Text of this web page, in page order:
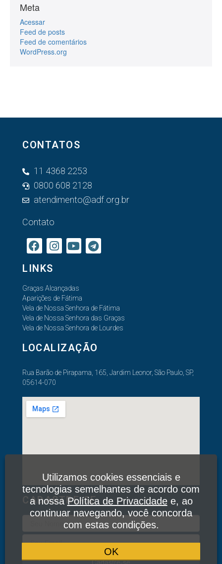
Meta
Acessar
Feed de posts
Feed de comentários
WordPress.org
CONTATOS
11 4368 2253
0800 608 2128
atendimento@adf.org.br
Contato
LINKS
Graças Alcançadas
Aparições de Fátima
Vela de Nossa Senhora de Fátima
Vela de Nossa Senhora das Graças
Vela de Nossa Senhora de Lourdes
LOCALIZAÇÃO
Rua Barão de Pirapama, 165, Jardim Leonor, São Paulo, SP,
05614-070
CADASTRE-SE
Utilizamos cookies essenciais e
tecnologias semelhantes de acordo com
a nossaPolítica de Privacidadee, ao
continuar navegando, você concorda
com estas condições.
OK